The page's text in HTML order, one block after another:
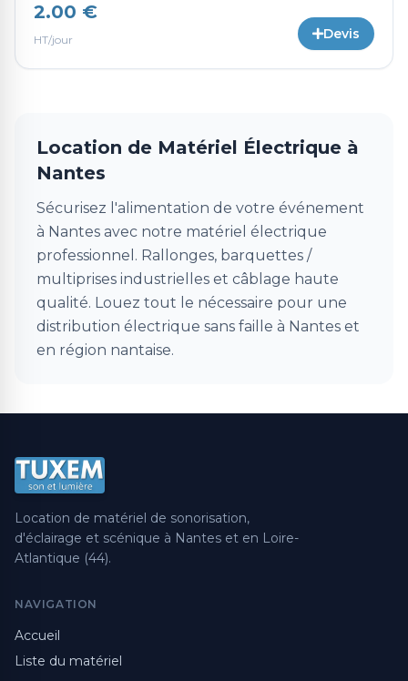
2.00 €
HT/jour Devis
Location de Matériel Électrique à
Nantes
Sécurisez l'alimentation de votre événement
à Nantes avec notre matériel électrique
professionnel. Rallonges, barquettes /
multiprises industrielles et câblage haute
qualité. Louez tout le nécessaire pour une
distribution électrique sans faille à Nantes et
en région nantaise.
Location de matériel de sonorisation,
d'éclairage et scénique à Nantes et en Loire-
Atlantique (44).
NAVIGATION
Accueil
Liste du matériel